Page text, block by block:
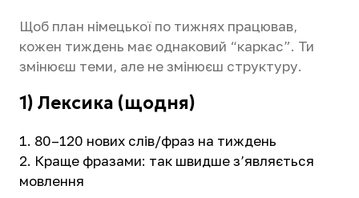
Щоб план німецької по тижнях працював,
кожен тиждень має однаковий “каркас”. Ти
змінюєш теми, але не змінюєш структуру.
1) Лексика (щодня)
80–120 нових слів/фраз на тиждень
Краще фразами: так швидше з’являється
мовлення